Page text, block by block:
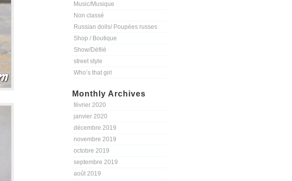
Music/Musique
Non classé
Russian dolls/ Poupées russes
Shop / Boutique
Show/Défilé
street style
Who’s that girl
Monthly Archives
février 2020
janvier 2020
décembre 2019
novembre 2019
octobre 2019
septembre 2019
août 2019